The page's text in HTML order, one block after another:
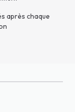
après chaque